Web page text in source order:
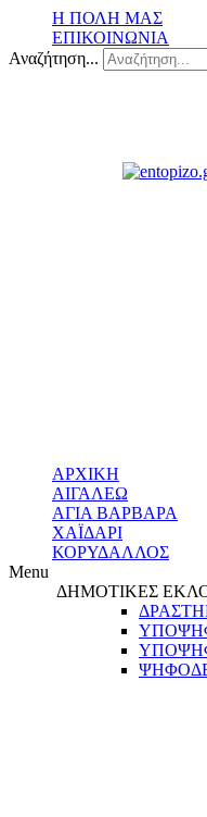
Η ΠΟΛΗ ΜΑΣ
ΕΠΙΚΟΙΝΩΝΙΑ
Αναζήτηση...
ΑΡΧΙΚΗ
ΑΙΓΑΛΕΩ
ΑΓΙΑ ΒΑΡΒΑΡΑ
ΧΑΪΔΑΡΙ
ΚΟΡΥΔΑΛΛΟΣ
Menu
ΔΗΜΟΤΙΚΕΣ